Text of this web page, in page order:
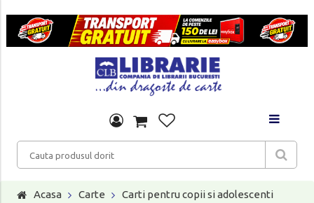
Acasa Carte Carti pentru copii si adolescenti